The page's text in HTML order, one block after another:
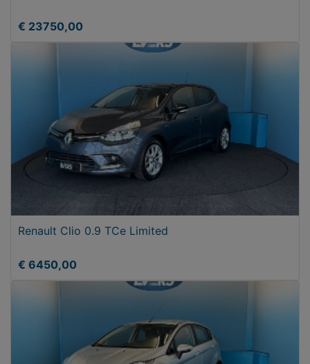
€ 23750,00
Renault Clio 0.9 TCe Limited
€ 6450,00